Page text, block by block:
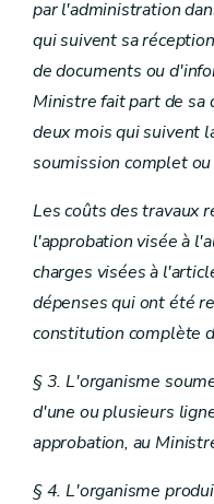
par l'administration
qui suivent sa
de documents ou
Ministre fait part de sa
deux mois qui suivent
soumission complet
Les coûts des travaux
l'approbation visée à
charges visées à
dépenses qui ont été
constitution complète
§ 3. L'organisme
d'une ou plusieurs
approbation, au
§ 4. L'organisme